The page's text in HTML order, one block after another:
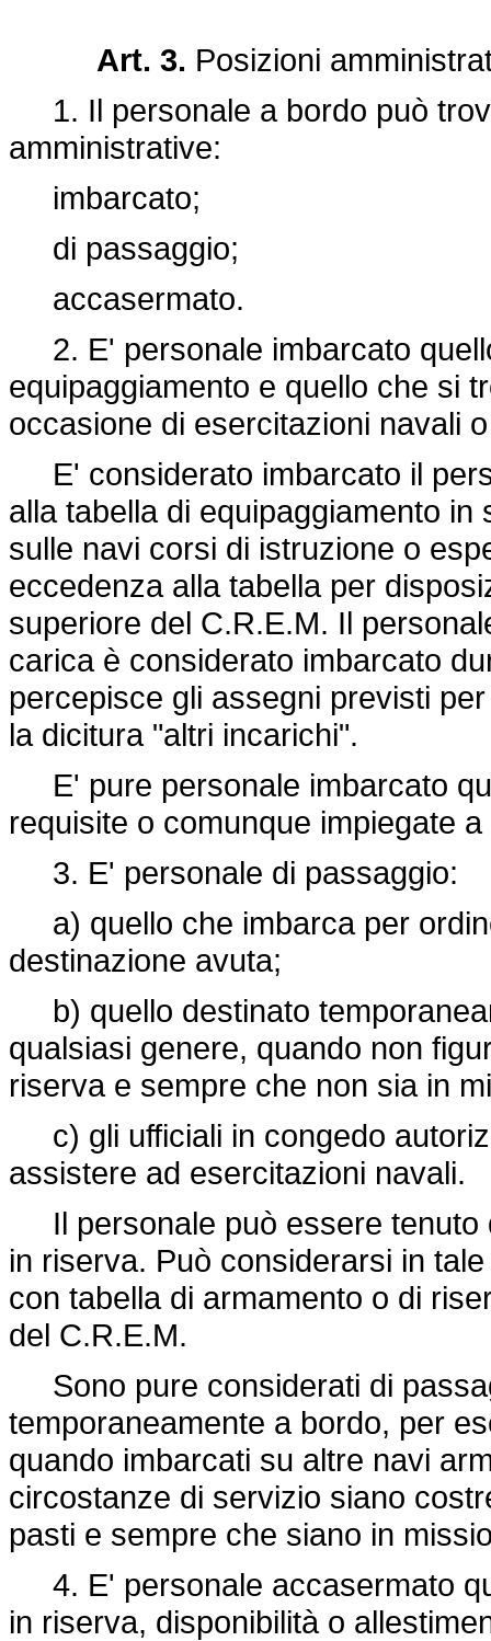
Art. 3. Posizioni
1. Il personale a bordo può
amministrative:
imbarcato;
di passaggio;
accasermato.
2. E' personale imbarcato
equipaggiamento e quello che si
occasione di esercitazioni navali
E' considerato imbarcato il
alla tabella di equipaggiamento
sulle navi corsi di istruzione o
eccedenza alla tabella per
superiore del C.R.E.M. Il
carica è considerato imbarcato
percepisce gli assegni previsti
la dicitura "altri incarichi".
E' pure personale imbarcato
requisite o comunque impiegate
3. E' personale di passaggio:
a) quello che imbarca per
destinazione avuta;
b) quello destinato
qualsiasi genere, quando non
riserva e sempre che non sia in
c) gli ufficiali in congedo
assistere ad esercitazioni navali.
Il personale può essere tenuto
in riserva. Può considerarsi in
con tabella di armamento o di
del C.R.E.M.
Sono pure considerati di
temporaneamente a bordo, per
quando imbarcati su altre navi
circostanze di servizio siano
pasti e sempre che siano in
4. E' personale accasermato
in riserva, disponibilità o